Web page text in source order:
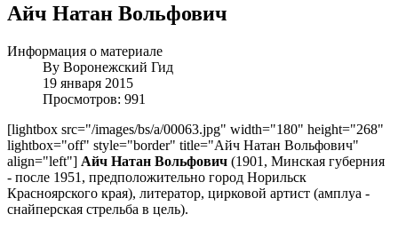
Айч Натан Вольфович
Информация о материале
By Воронежский Гид
19 января 2015
Просмотров: 991
[lightbox src="/images/bs/a/00063.jpg" width="180" height="268"
lightbox="off" style="border" title="Айч Натан Вольфович"
align="left"] Айч Натан Вольфович (1901, Минская губерния
- после 1951, предположительно город Норильск
Красноярского края), литератор, цирковой артист (амплуа -
снайперская стрельба в цель).